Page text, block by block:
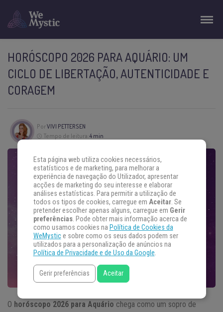
HORÓSCOPO 2026 PARA AQUÁRIO: UM
CICLO DE LIBERTAÇÃO, AUTENTICIDADE E
CORAGEM
PorVIVI PETTERSEN
Tempo de leitura:4 min
O horóscopo 2026 para Aquário chega como um sopro de
Esta página web utiliza cookies necessários,
estatísticos e de marketing, para melhorar a
experiência de navegação do Utilizador, apresentar
acções de marketing do seu interesse e elaborar
análises estatísticas. Para permitir a utilização de
todos os tipos de cookies, carregue em Aceitar. Se
pretender escolher apenas alguns, carregue em Gerir
preferências. Pode obter mais informação acerca de
como usamos cookies na Política de Cookies da
WeMystice sobre como os seus dados podem ser
utilizados para a personalização de anúncios na
Política de Privacidade e de Uso da Google.
Gerir preferências Aceitar